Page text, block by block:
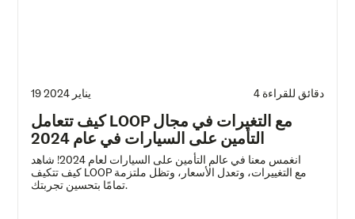
19 يناير 2024 4 دقائق للقراءة
كيف تتعامل LOOP مع التغيرات في مجال
التأمين على السيارات في عام 2024
انغمس معنا في عالم التأمين على السيارات لعام 2024! شاهد
كيف تتكيف LOOP مع التغييرات، وتعدل الأسعار، وتظل ملتزمة
تمامًا بتحسين تجربتك.